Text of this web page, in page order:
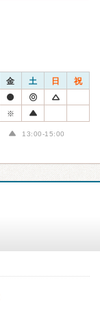
金 土 日 祝
※
13:00-15:00